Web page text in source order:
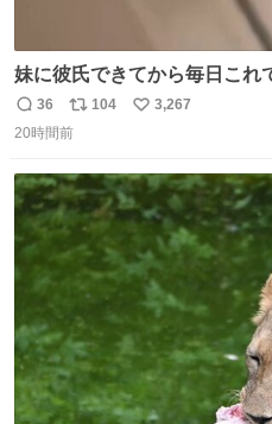
妹に彼氏できてから毎日これ
返
信
36
リ
ポ
ト
数
104
い
数
3,267
20時間前